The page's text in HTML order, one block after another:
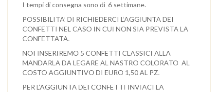
I tempi di consegna sono di 6 settimane.
POSSIBILITA’ DI RICHIEDERCI L’AGGIUNTA DEI
CONFETTI NEL CASO IN CUI NON SIA PREVISTA LA
CONFETTATA.
NOI INSERIREMO 5 CONFETTI CLASSICI ALLA
MANDARLA DA LEGARE AL NASTRO COLORATO AL
COSTO AGGIUNTIVO DI EURO 1,50 AL PZ.
PER L’AGGIUNTA DEI CONFETTI INVIACI LA